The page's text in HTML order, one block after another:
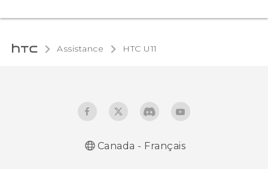
Assistance HTC U11‎
Canada - Français